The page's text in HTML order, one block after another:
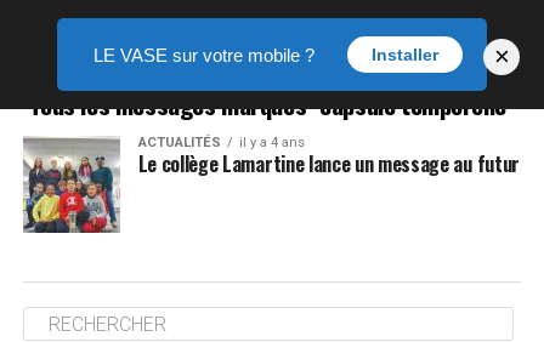
Tous les messages marqués "capsule temporelle"
ACTUALITÉS il y a 4 ans
Le collège Lamartine lance un message au futur
LE VASE sur votre mobile ? Installer ×